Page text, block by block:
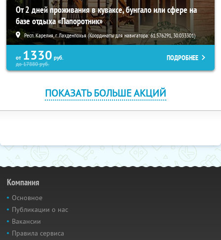
От 2 дней проживания в куваксе, бунгало или сфере на
базе отдыха «Папоротник»
Респ. Карелия, г. Лахденпохья (Координаты для навигатора: 61.576291, 30.033301)
от 1330 руб.
до17880руб.
ПОДРОБНЕЕ
ПОКАЗАТЬ БОЛЬШЕ АКЦИЙ
Компания
Основное
Публикации о нас
Вакансии
Правила сервиса